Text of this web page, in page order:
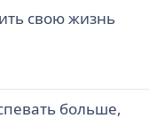
свою жизнь
больше,